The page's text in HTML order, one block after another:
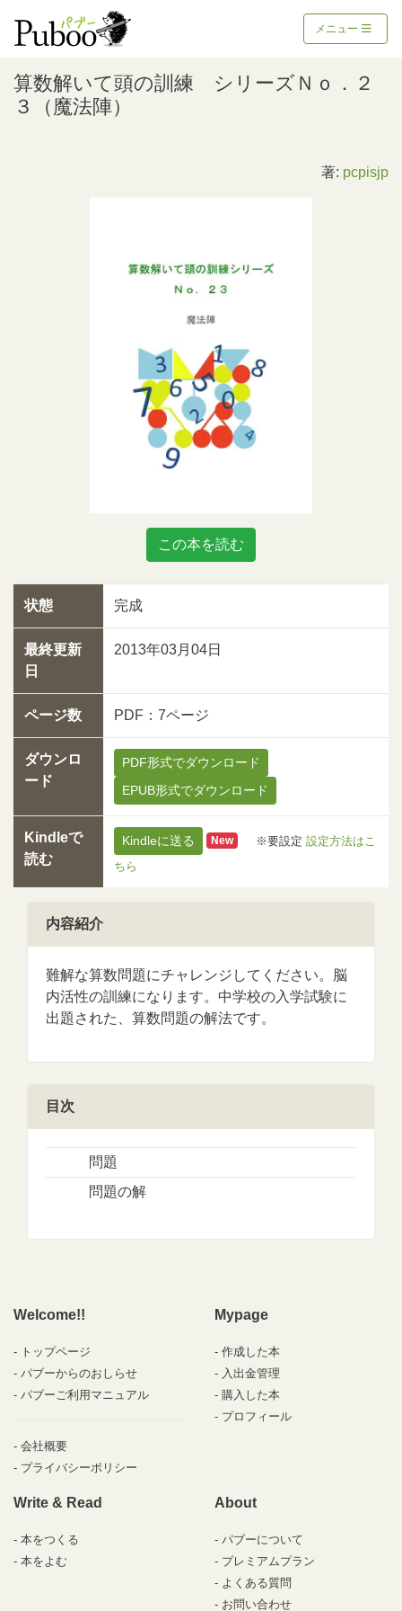
メニュー
算数解いて頭の訓練 シリーズＮｏ．２
３（魔法陣）
著: pcpisjp
この本を読む
状態 完成
最終更新
日
2013年03月04日
ページ数 PDF：7ページ
ダウンロ
ード
PDF形式でダウンロード
EPUB形式でダウンロード
Kindleで
読む
Kindleに送る New ※要設定 設定方法はこ
ちら
内容紹介
難解な算数問題にチャレンジしてください。脳
内活性の訓練になります。中学校の入学試験に
出題された、算数問題の解法です。
目次
問題
問題の解
Welcome!!
トップページ
パブーからのおしらせ
パブーご利用マニュアル
会社概要
プライバシーポリシー
Mypage
作成した本
入出金管理
購入した本
プロフィール
Write & Read
本をつくる
本をよむ
About
パブーについて
プレミアムプラン
よくある質問
お問い合わせ